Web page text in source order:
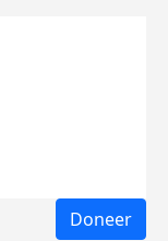
Doneer